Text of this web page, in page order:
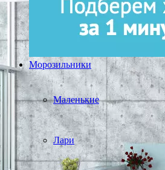
Морозильники
Маленькие
Лари